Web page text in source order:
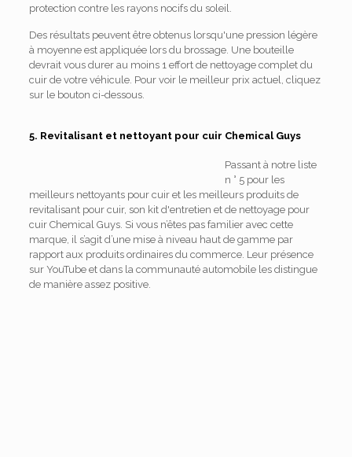
protection contre les rayons nocifs du soleil.
Des résultats peuvent être obtenus lorsqu'une pression légère
à moyenne est appliquée lors du brossage. Une bouteille
devrait vous durer au moins 1 effort de nettoyage complet du
cuir de votre véhicule. Pour voir le meilleur prix actuel, cliquez
sur le bouton ci-dessous.
5. Revitalisant et nettoyant pour cuir Chemical Guys
Passant à notre liste
n ° 5 pour les
meilleurs nettoyants pour cuir et les meilleurs produits de
revitalisant pour cuir, son kit d'entretien et de nettoyage pour
cuir Chemical Guys. Si vous n’êtes pas familier avec cette
marque, il s’agit d’une mise à niveau haut de gamme par
rapport aux produits ordinaires du commerce. Leur présence
sur YouTube et dans la communauté automobile les distingue
de manière assez positive.